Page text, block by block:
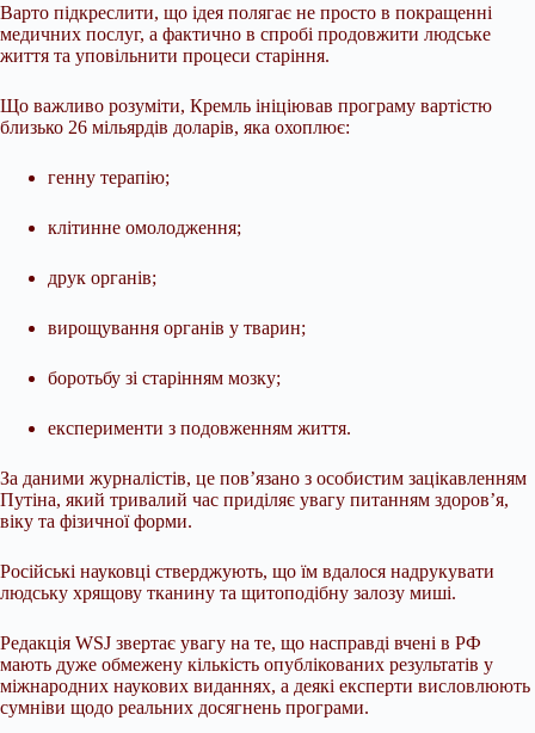
Варто підкреслити, що ідея полягає не просто в покращенні
медичних послуг, а фактично в спробі продовжити людське
життя та уповільнити процеси старіння.
Що важливо розуміти, Кремль ініціював програму вартістю
близько 26 мільярдів доларів, яка охоплює:
генну терапію;
клітинне омолодження;
друк органів;
вирощування органів у тварин;
боротьбу зі старінням мозку;
експерименти з подовженням життя.
За даними журналістів, це пов’язано з особистим зацікавленням
Путіна, який тривалий час приділяє увагу питанням здоров’я,
віку та фізичної форми.
Російські науковці стверджують, що їм вдалося надрукувати
людську хрящову тканину та щитоподібну залозу миші.
Редакція WSJ звертає увагу на те, що насправді вчені в РФ
мають дуже обмежену кількість опублікованих результатів у
міжнародних наукових виданнях, а деякі експерти висловлюють
сумніви щодо реальних досягнень програми.